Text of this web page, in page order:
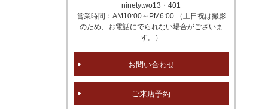
ninetytwo13・401
営業時間：AM10:00～PM6:00 （土日祝は撮影
のため、お電話にでられない場合がございま
す。）
お問い合わせ
ご来店予約